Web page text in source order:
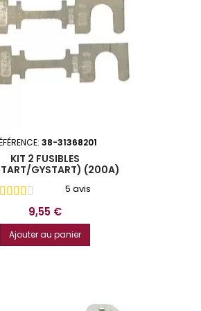
38-31368201
KIT 2 FUSIBLES
GYSTART) (200A)
5 avis
Prix
9,55 €
Ajouter au panier